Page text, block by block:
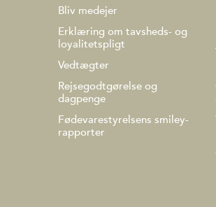
Bliv medejer
Erklæring om tavsheds- og
loyalitetspligt
Vedtægter
Rejsegodtgørelse og
dagpenge
Fødevarestyrelsens smiley-
rapporter